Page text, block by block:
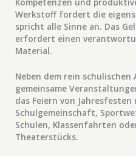
Werkstoff fordert die
spricht alle Sinne an. Das
erfordert einen
Material.
Neben dem rein
gemeinsame
das Feiern von
Schulgemeinschaft,
Schulen, Klassenfahrten
Theaterstücks.